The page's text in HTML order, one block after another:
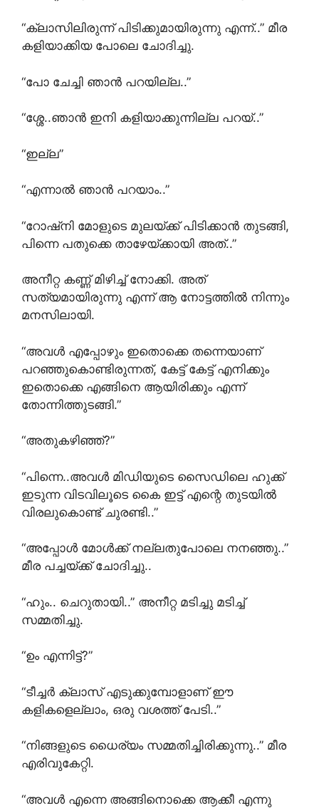
“ക്ലാസിലിരുന്ന് പിടിക്കുമായിരുന്നു എന്ന്..” മീര
കളിയാക്കിയ പോലെ ചോദിച്ചു.
“പോ ചേച്ചി ഞാൻ പറയില്ല..”
“ശ്ശേ..ഞാൻ ഇനി കളിയാക്കുന്നില്ല പറയ്..”
“ഇല്ല”
“എന്നാൽ ഞാൻ പറയാം..”
“റോഷ്‌നി മോളുടെ മുലയ്ക്ക് പിടിക്കാൻ തുടങ്ങി,
പിന്നെ പതുക്കെ താഴേയ്ക്കായി അത്..”
അനീറ്റ കണ്ണ് മിഴിച്ച് നോക്കി. അത്
സത്യമായിരുന്നു എന്ന് ആ നോട്ടത്തിൽ നിന്നും
മനസിലായി.
“അവൾ എപ്പോഴും ഇതൊക്കെ തന്നെയാണ്
പറഞ്ഞുകൊണ്ടിരുന്നത്, കേട്ട് കേട്ട് എനിക്കും
ഇതൊക്കെ എങ്ങിനെ ആയിരിക്കും എന്ന്
തോന്നിത്തുടങ്ങി.”
“അതുകഴിഞ്ഞ്?”
“പിന്നെ..അവൾ മിഡിയുടെ സൈഡിലെ ഹുക്ക്
ഇടുന്ന വിടവിലൂടെ കൈ ഇട്ട് എന്റെ തുടയിൽ
വിരലുകൊണ്ട് ചുരണ്ടി..”
“അപ്പോൾ മോൾക്ക് നല്ലതുപോലെ നനഞ്ഞു..”
മീര പച്ചയ്ക്ക് ചോദിച്ചു..
“ഹും.. ചെറുതായി..” അനീറ്റ മടിച്ചു മടിച്ച്
സമ്മതിച്ചു.
“ഉം എന്നിട്ട്?”
“ടീച്ചർ ക്ലാസ് എടുക്കുമ്പോളാണ് ഈ
കളികളെല്ലാം, ഒരു വശത്ത് പേടി..”
“നിങ്ങളുടെ ധൈര്യം സമ്മതിച്ചിരിക്കുന്നു..” മീര
എരിവുകേറ്റി.
“അവൾ എന്നെ അങ്ങിനൊക്കെ ആക്കീ എന്നു